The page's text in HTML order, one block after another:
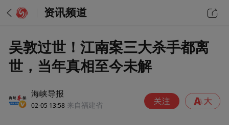
资讯频道
吴敦过世！江南案三大杀手都离
世，当年真相至今未解
海峡导报
02-05 13:58 来自福建省